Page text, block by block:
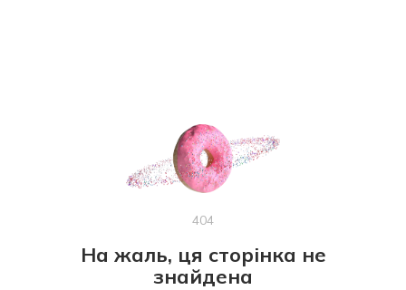
404
На жаль, ця сторінка не
знайдена